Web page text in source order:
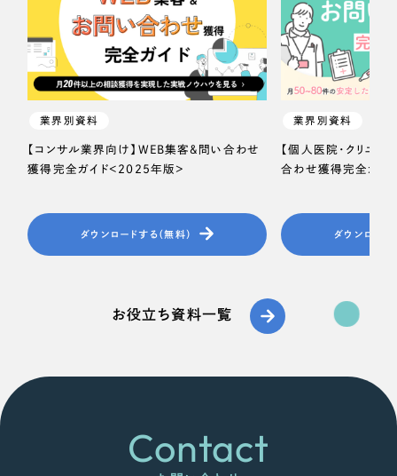
業界別資料
【コンサル業界向け】WEB集客＆問い合わせ
獲得完全ガイド＜2025年版＞
ダウンロードする（無料）
業界別資料
【個人医院・クリニッ
合わせ獲得完全ガイ
ダウンロード
お役立ち資料一覧
Contact